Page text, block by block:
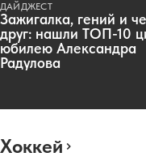
ДАЙДЖЕСТ
Зажигалка, гений и
друг: нашли ТОП-10
юбилею Александра
Радулова
Хоккей